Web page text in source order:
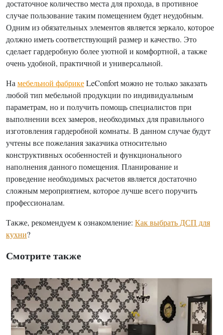
достаточное количество места для прохода, в противное
случае пользование таким помещением будет неудобным.
Одним из обязательных элементов является зеркало, которое
должно иметь соответствующий размер и качество. Это
сделает гардеробную более уютной и комфортной, а также
очень удобной, практичной и универсальной.
На мебельной фабрикеLeConfort можно не только заказать
любой тип мебельной продукции по индивидуальным
параметрам, но и получить помощь специалистов при
выполнении всех замеров, необходимых для правильного
изготовления гардеробной комнаты. В данном случае будут
учтены все пожелания заказчика относительно
конструктивных особенностей и функционального
наполнения данного помещения. Планирование и
проведение необходимых расчетов является достаточно
сложным мероприятием, которое лучше всего поручить
профессионалам.
Также, рекомендуем к ознакомление: Как выбрать ДСП для
кухни?
Смотрите также